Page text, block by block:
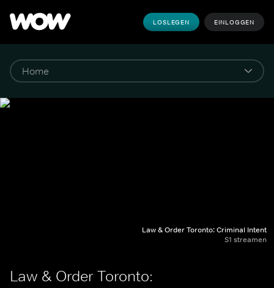
LOSLEGEN EINLOGGEN
Law & Order Toronto: Criminal Intent
S1 streamen
Law & Order Toronto: